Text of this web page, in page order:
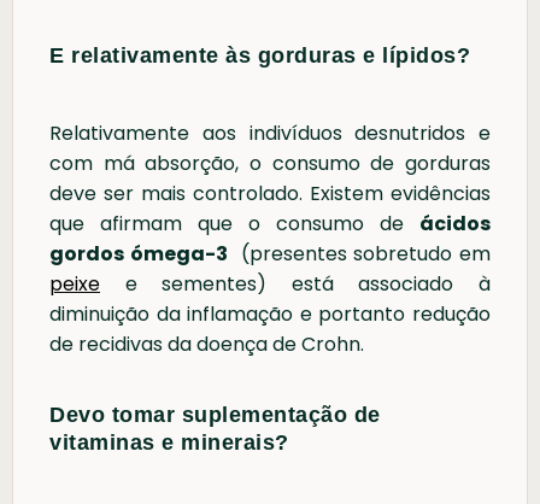
E relativamente às gorduras e lípidos?
Relativamente aos indivíduos desnutridos e
com má absorção, o consumo de gorduras
deve ser mais controlado. Existem evidências
que afirmam que o consumo de ácidos
gordos ómega-3 (presentes sobretudo em
peixe e sementes) está associado à
diminuição da inflamação e portanto redução
de recidivas da doença de Crohn.
Devo tomar suplementação de
vitaminas e minerais?